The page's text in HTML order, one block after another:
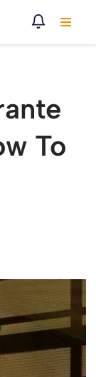
To